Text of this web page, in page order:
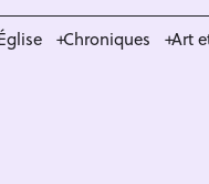
Chroniques Art